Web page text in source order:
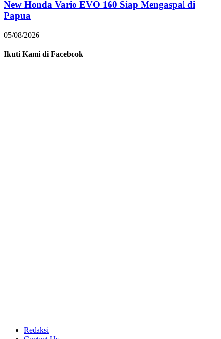
New Honda Vario EVO 160 Siap Mengaspal di
Papua
05/08/2026
Ikuti Kami di Facebook
Redaksi